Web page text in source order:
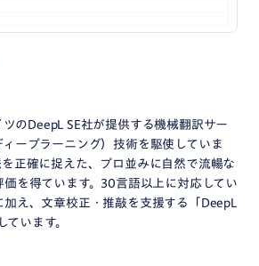
のDeepL SE社が提供する機械翻訳サー
ィープラーニング）技術を駆使していま
正確に捉えた、プロ並みに自然で流暢な
を得ています。30言語以上に対応してい
加え、文章校正・推敲を支援する「DeepL
います。